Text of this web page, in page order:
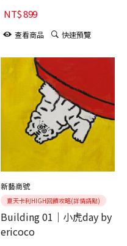
NT$899
查看商品 快速預覽
新藝商號
夏天卡利HIGH回饋攻略(詳情請點)
Building 01｜小虎day by
ericoco